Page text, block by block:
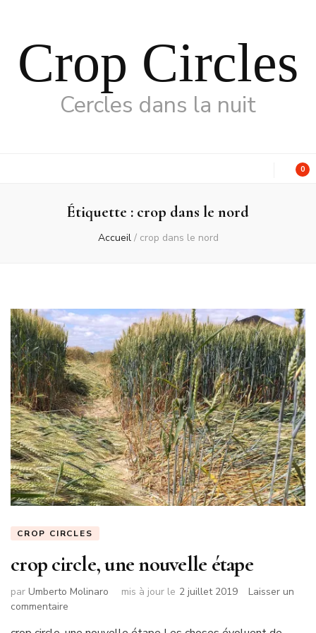
Crop Circles
Cercles dans la nuit
0
Étiquette : crop dans le nord
Accueil / crop dans le nord
CROP CIRCLES
crop circle, une nouvelle étape
par Umberto Molinaro mis à jour le 2 juillet 2019
Laisser un
commentaire